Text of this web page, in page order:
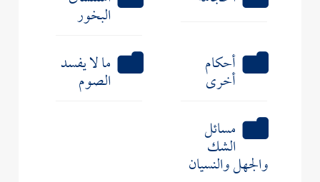
البخور
أحكام
أخرى
ما لا يفسد
الصوم
مسائل
الشك
والجهل والنسيان